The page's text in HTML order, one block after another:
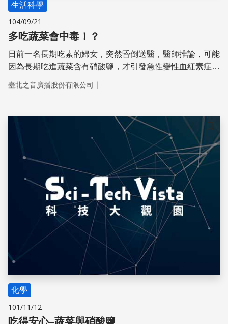
生活科學
104/09/21
多吃蔬菜會中毒！？
日前一名長期吃素的婦女，突然昏倒送醫，醫師推論，可能
因為長期吃進蔬菜含有硝酸鹽，才引發急性變性血紅素症。
汗，有這麼嚴重嗎？今天科學了沒？帶你聽聽專家怎麼說？
臺北之音廣播股份有限公司 ｜
儲存
化學
101/11/12
吃得安心–蔬菜與硝酸鹽